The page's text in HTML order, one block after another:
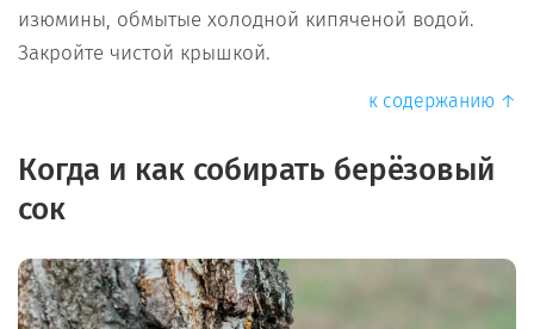
изюмины, обмытые холодной кипяченой водой.
Закройте чистой крышкой.
к содержанию ↑
Когда и как собирать берёзовый
сок